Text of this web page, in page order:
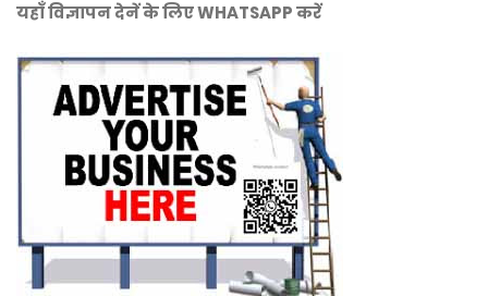
यहाँ विज्ञापन देनें के लिए WHATSAPP करें